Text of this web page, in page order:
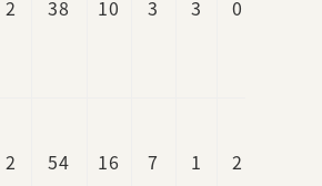
2 38 10 3 3 0
2 54 16 7 1 2